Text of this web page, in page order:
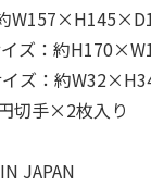
水森亜土／ステッカ
ーセット
(送料別・税込)
約
イズ：約
ズ：約
切手×2枚入り
JAPAN